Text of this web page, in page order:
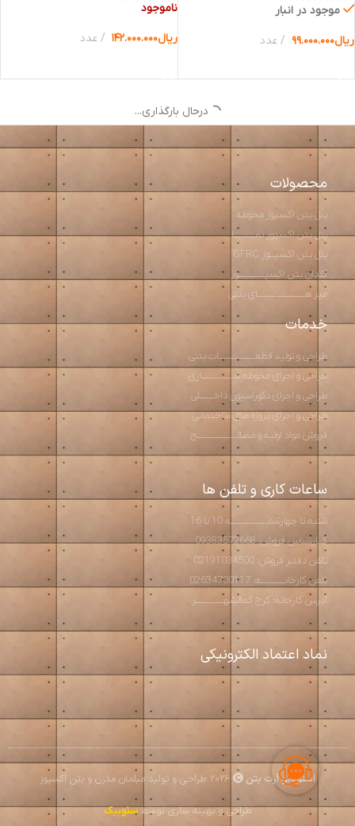
موجود در انبار
ریال۹۹.۰۰۰.۰۰۰ عدد
ناموجود
ریال۱۴۲.۰۰۰.۰۰۰ عدد
درحال بارگذاری...
محصولات
پنل بتن اکسپوز محوطه
پنل بتن اکسپوز نمـــــــــا
پنل بتن اکسپــوز GFRC
گلدان بتن اکسپـــــــــــوز
میز هــــــــــــــــــــای بتنی
خدمات
طراحی و تولید قطعـــــــــــــــات بتنی
طراحی و اجرای محوطه ســـــــــــــازی
طراحی و اجرای دکوراسیون داخــــــلی
طراحی و اجرای پروژه های ساختمانی
فروش مواد اولیه و مصالـــــــــــــــــح
ساعات کاری و تلفن ها
شنبه تا چهارشنبـــــــــــــــه 10 تا 16
کــارشناس فروش: 09383572668
تلفن دفتـر فروش: 02191034500
تلفن کارخانــــــــــه: 02634700117
آدرس کارخانه: کرج کمالشهــــــــــــر
نماد اعتماد الکترونیکی
استودیو آرت بتن
طراحی و بهینه سازی توسطسئوبیک